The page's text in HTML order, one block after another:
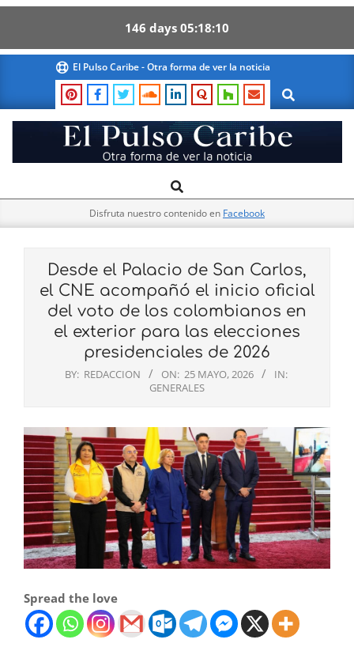
146 days 05 18 09
content
El Pulso Caribe - Otra forma de ver la noticia
Search
El
Pulso
Navigation
Search
Disfruta nuestro contenido en Facebook
Desde el Palacio de San Carlos,
el CNE acompañó el inicio oficial
del voto de los colombianos en
el exterior para las elecciones
presidenciales de 2026
BY: REDACCION ON: 25 MAYO, 2026
IN:
GENERALES
Spread the love